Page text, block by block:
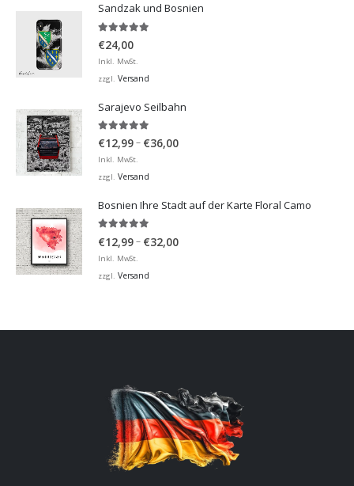
Sandzak und Bosnien
€24,00
Inkl. MwSt.
zzgl. Versand
Sarajevo Seilbahn
5.00von 5
€12,99– €36,00Preisspanne:
Inkl. MwSt.
zzgl. Versand
Bosnien Ihre Stadt auf der Karte Floral Camo
€12,99– €32,00Preisspanne:
Inkl. MwSt.
zzgl. Versand